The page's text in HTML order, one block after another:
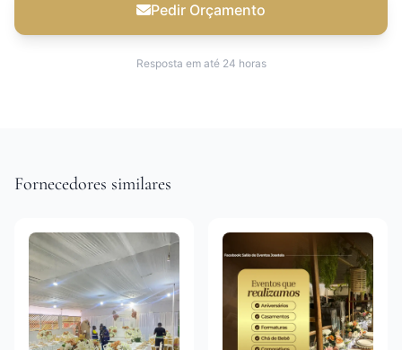
Pedir Orçamento
Resposta em até 24 horas
Fornecedores similares